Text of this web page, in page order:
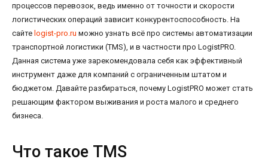
процессов перевозок, ведь именно от точности и скорости
логистических операций зависит конкурентоспособность. На
сайте logist-pro.ru можно узнать всё про системы автоматизации
транспортной логистики (TMS), и в частности про LogistPRO.
Данная система уже зарекомендовала себя как эффективный
инструмент даже для компаний с ограниченным штатом и
бюджетом. Давайте разбираться, почему LogistPRO может стать
решающим фактором выживания и роста малого и среднего
бизнеса.
Что такое TMS